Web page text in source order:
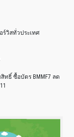
ร์วิสทั่วประเทศ
สิทธิ์ ซื้อบัตร BMMF7 ลด